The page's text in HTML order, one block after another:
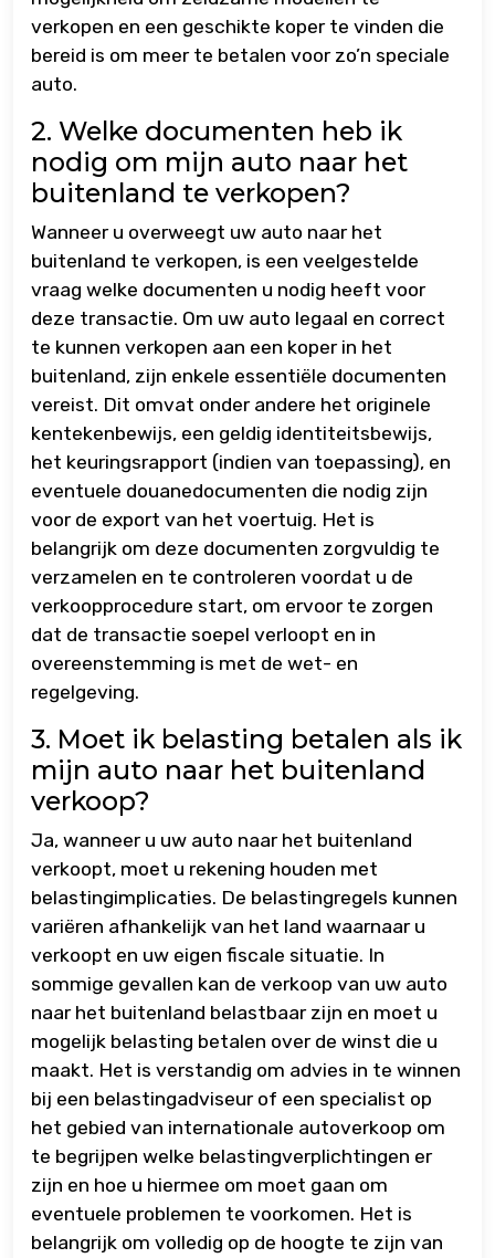
verkopen en een geschikte koper te vinden die
bereid is om meer te betalen voor zo’n speciale
auto.
2. Welke documenten heb ik
nodig om mijn auto naar het
buitenland te verkopen?
Wanneer u overweegt uw auto naar het
buitenland te verkopen, is een veelgestelde
vraag welke documenten u nodig heeft voor
deze transactie. Om uw auto legaal en correct
te kunnen verkopen aan een koper in het
buitenland, zijn enkele essentiële documenten
vereist. Dit omvat onder andere het originele
kentekenbewijs, een geldig identiteitsbewijs,
het keuringsrapport (indien van toepassing), en
eventuele douanedocumenten die nodig zijn
voor de export van het voertuig. Het is
belangrijk om deze documenten zorgvuldig te
verzamelen en te controleren voordat u de
verkoopprocedure start, om ervoor te zorgen
dat de transactie soepel verloopt en in
overeenstemming is met de wet- en
regelgeving.
3. Moet ik belasting betalen als ik
mijn auto naar het buitenland
verkoop?
Ja, wanneer u uw auto naar het buitenland
verkoopt, moet u rekening houden met
belastingimplicaties. De belastingregels kunnen
variëren afhankelijk van het land waarnaar u
verkoopt en uw eigen fiscale situatie. In
sommige gevallen kan de verkoop van uw auto
naar het buitenland belastbaar zijn en moet u
mogelijk belasting betalen over de winst die u
maakt. Het is verstandig om advies in te winnen
bij een belastingadviseur of een specialist op
het gebied van internationale autoverkoop om
te begrijpen welke belastingverplichtingen er
zijn en hoe u hiermee om moet gaan om
eventuele problemen te voorkomen. Het is
belangrijk om volledig op de hoogte te zijn van